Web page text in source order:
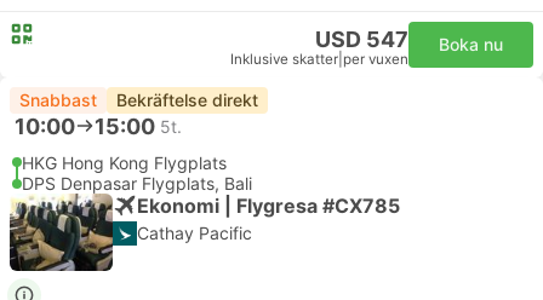
USD 547
Inklusive skatter per vuxen
Boka nu
Snabbast Bekräftelse direkt
10:00 15:00 5t.
HKG Hong Kong Flygplats
DPS Denpasar Flygplats, Bali
Ekonomi | Flygresa #CX785
Cathay Pacific